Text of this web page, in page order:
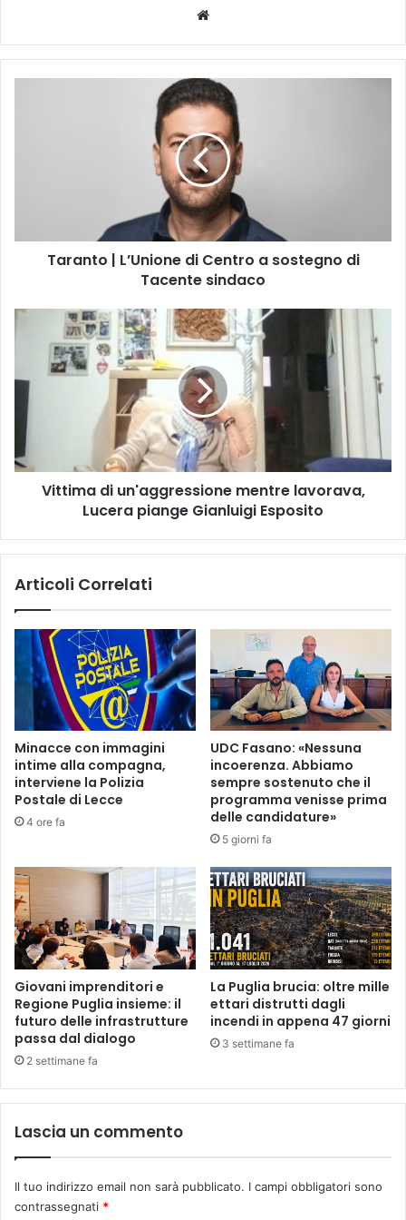
Tacente
sindacoTaranto | L’Unione di Centro a sostegno di
Tacente sindaco
Vittima
un'aggressione
mentre
lavorava,
Lucera
piange
Gianluigi
Esposito
Vittima di un'aggressione mentre lavorava,
Lucera piange Gianluigi Esposito
Articoli Correlati
Minacce con immagini
intime alla compagna,
interviene la Polizia
Postale di Lecce
4 ore fa
UDC Fasano: «Nessuna
incoerenza. Abbiamo
sempre sostenuto che il
programma venisse prima
delle candidature»
5 giorni fa
Giovani imprenditori e
Regione Puglia insieme: il
futuro delle infrastrutture
passa dal dialogo
2 settimane fa
La Puglia brucia: oltre mille
ettari distrutti dagli
incendi in appena 47 giorni
3 settimane fa
Lascia un commento
Il tuo indirizzo email non sarà pubblicato. I campi obbligatori sono
contrassegnati *